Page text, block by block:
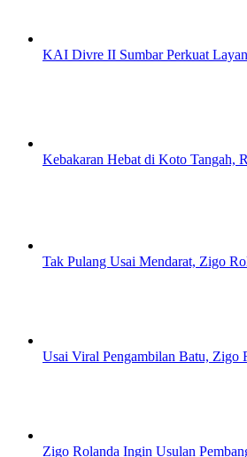
KAI Divre II Sumbar Perkuat
Kebakaran Hebat di Koto Tangah,
Tak Pulang Usai Mendarat, Zigo
Usai Viral Pengambilan Batu,
Zigo Rolanda Ingin Usulan